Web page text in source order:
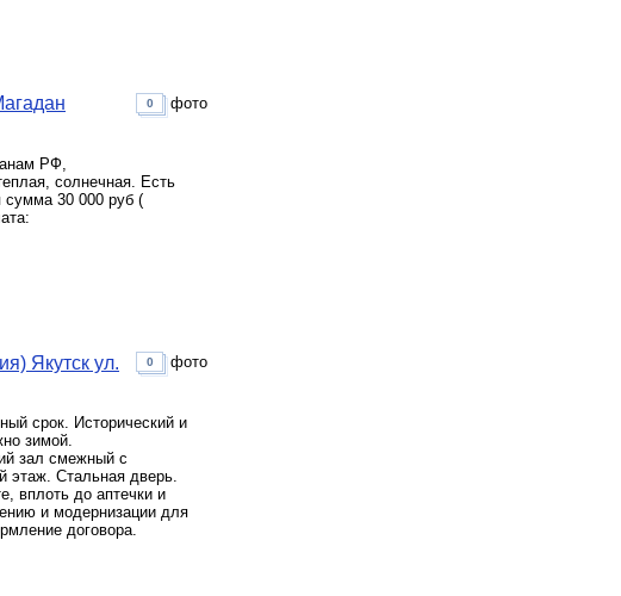
РФ,
солнечная. Есть
сумма 30 000 руб (
0 фото
Якутск ул.
срок. Исторический и
зимой.
зал смежный с
этаж. Стальная дверь.
вплоть до аптечки и
и модернизации для
договора.
0 фото